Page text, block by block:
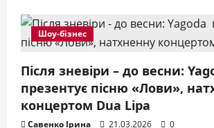
української
моди:
FABECH
Fashion
відбудеться
9–
10
травня
у
Мукачеві
Шоу-бізнес
Після зневіри – до весни:
презентує пісню «Лови»,
концертом Dua Lipa
Савенко Ірина 21.03.2026 0